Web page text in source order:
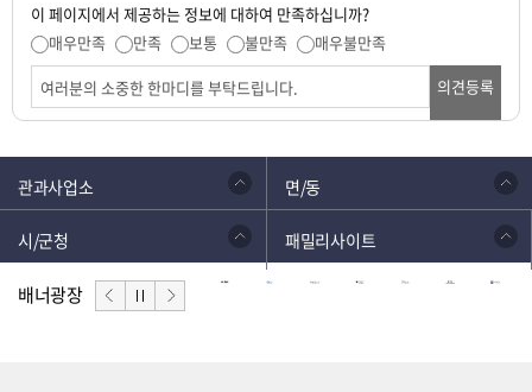
이 페이지에서 제공하는 정보에 대하여 만족하십니까?
매우만족
만족 보통 불만족
매우불만족
의견등록
관과사업소 면/동
시/군청 패밀리사이트
배너광장